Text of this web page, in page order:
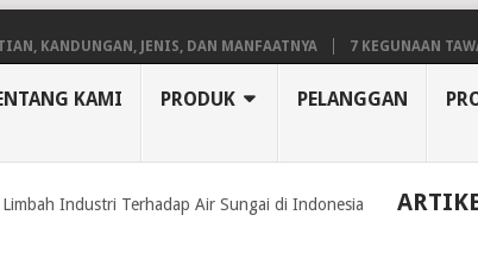
JENIS, DAN MANFAATNYA 7 KEGUNAAN TAWAS
KAMI PRODUK PELANGGAN
Limbah Industri Terhadap Air Sungai di Indonesia